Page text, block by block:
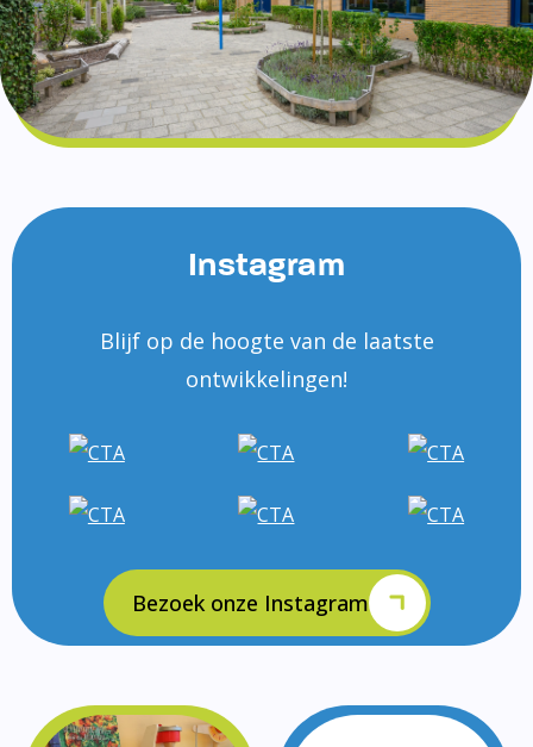
Instagram
Blijf op de hoogte van de laatste
ontwikkelingen!
Bezoek onze Instagram